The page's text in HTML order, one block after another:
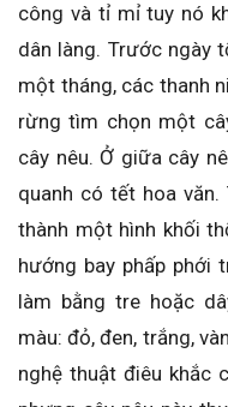
công và tỉ mỉ tuy nó
dân làng. Trước ngày
một tháng, các thanh
rừng tìm chọn một
cây nêu. Ở giữa cây
quanh có tết hoa
thành một hình khối
hướng bay phấp phới
làm bằng tre hoặc
màu: đỏ, đen, trắng,
nghệ thuật điêu khắc